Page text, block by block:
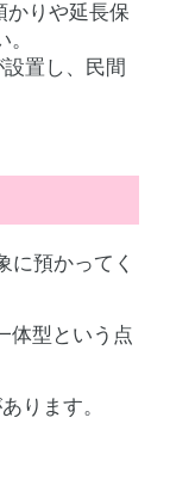
かりや延長保
置し、民間
に預かってく
体型という点
ります。